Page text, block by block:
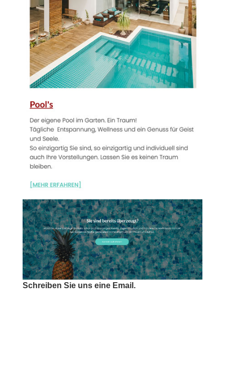
Schreiben Sie uns eine Email.